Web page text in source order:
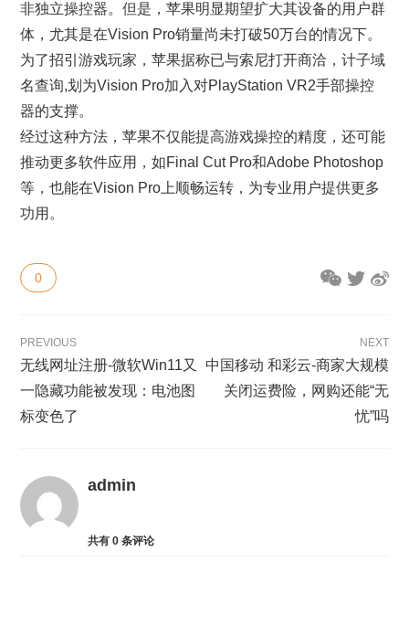
非独立操控器。但是，苹果明显期望扩大其设备的用户群
体，尤其是在Vision Pro销量尚未打破50万台的情况下。
为了招引游戏玩家，苹果据称已与索尼打开商洽，计子域
名查询,划为Vision Pro加入对PlayStation VR2手部操控
器的支撑。
经过这种方法，苹果不仅能提高游戏操控的精度，还可能
推动更多软件应用，如Final Cut Pro和Adobe Photoshop
等，也能在Vision Pro上顺畅运转，为专业用户提供更多
功用。
0
PREVIOUS
无线网址注册-微软Win11又
一隐藏功能被发现：电池图
标变色了
NEXT
中国移动 和彩云-商家大规模
关闭运费险，网购还能“无
忧”吗
admin
共有0 条评论